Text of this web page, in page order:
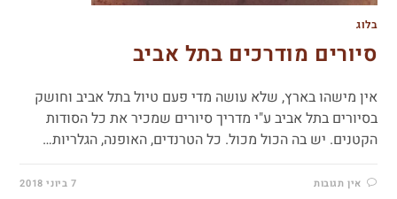
בלוג
סיורים מודרכים בתל אביב
אין מישהו בארץ, שלא עושה מדי פעם טיול בתל אביב וחושק
בסיורים בתל אביב ע"י מדריך סיורים שמכיר את כל הסודות
הקטנים. יש בה הכול מכול. כל הטרנדים, האופנה, הגלריות…
אין תגובות 7 ביוני 2018